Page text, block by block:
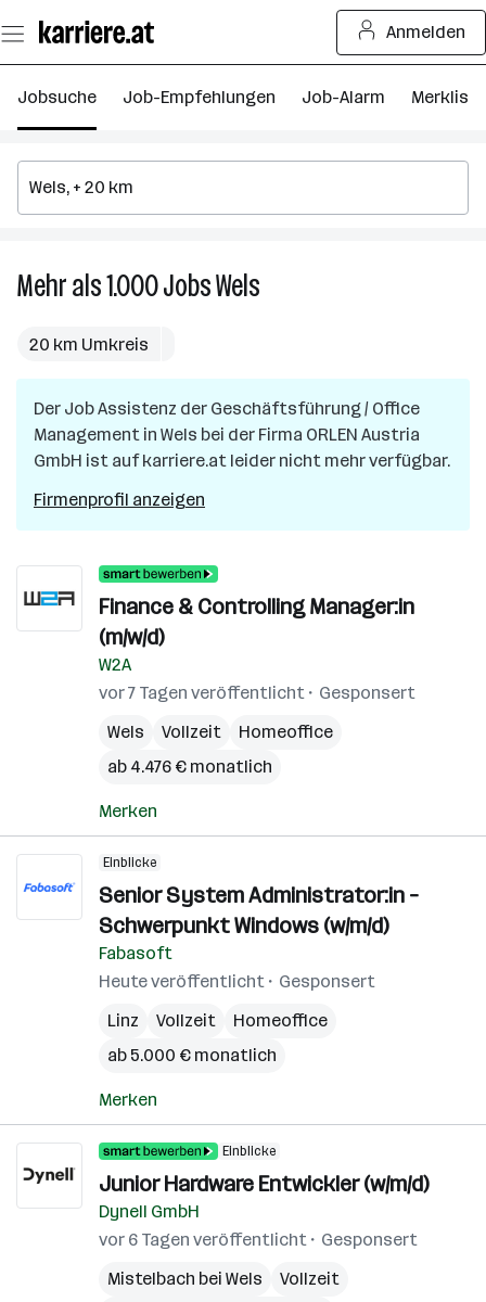
Seiteninhalt
springen
Anmelden
Jobsuche Job-Empfehlungen Job-Alarm Merkliste
Mehr als 1.000JobsWels
in
Wels
20 km Umkreis
Der JobAssistenz der Geschäftsführung / Office
Management in Wels bei der Firma ORLEN Austria
GmbH ist auf karriere.at leider nicht mehr verfügbar.
Firmenprofil anzeigen
Finance & Controlling Manager:in
(m/w/d)
W2A
vor 7 Tagen veröffentlicht
Gesponsert
Wels
Vollzeit
Homeoffice
ab 4.476 € monatlich
Merken
Einblicke
Senior System Administrator:in –
Schwerpunkt Windows (w/m/d)
Fabasoft
Heute veröffentlicht
Gesponsert
Linz
Vollzeit
Homeoffice
ab 5.000 € monatlich
Merken
Einblicke
Junior Hardware Entwickler (w/m/d)
Dynell GmbH
vor 6 Tagen veröffentlicht
Gesponsert
Mistelbach bei Wels
Vollzeit